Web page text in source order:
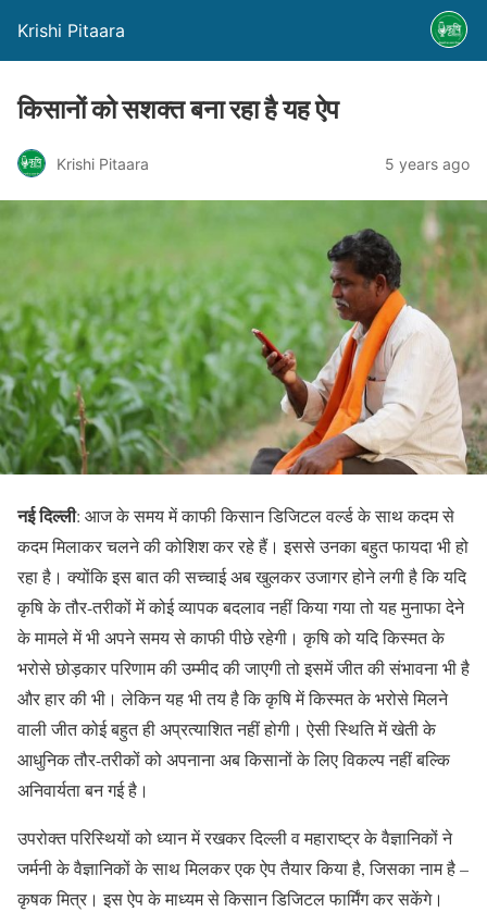
Krishi Pitaara
किसानों को सशक्त बना रहा है यह ऐप
Krishi Pitaara 5 years ago
नई दिल्ली: आज के समय में काफी किसान डिजिटल वर्ल्ड के साथ कदम से
कदम मिलाकर चलने की कोशिश कर रहे हैं। इससे उनका बहुत फायदा भी हो
रहा है। क्योंकि इस बात की सच्चाई अब खुलकर उजागर होने लगी है कि यदि
कृषि के तौर-तरीकों में कोई व्यापक बदलाव नहीं किया गया तो यह मुनाफा देने
के मामले में भी अपने समय से काफी पीछे रहेगी। कृषि को यदि किस्मत के
भरोसे छोड़कार परिणाम की उम्मीद की जाएगी तो इसमें जीत की संभावना भी है
और हार की भी। लेकिन यह भी तय है कि कृषि में किस्मत के भरोसे मिलने
वाली जीत कोई बहुत ही अप्रत्याशित नहीं होगी। ऐसी स्थिति में खेती के
आधुनिक तौर-तरीकों को अपनाना अब किसानों के लिए विकल्प नहीं बल्कि
अनिवार्यता बन गई है।
उपरोक्त परिस्थियों को ध्यान में रखकर दिल्ली व महाराष्ट्र के वैज्ञानिकों ने
जर्मनी के वैज्ञानिकों के साथ मिलकर एक ऐप तैयार किया है, जिसका नाम है –
कृषक मित्र। इस ऐप के माध्यम से किसान डिजिटल फार्मिंग कर सकेंगे।